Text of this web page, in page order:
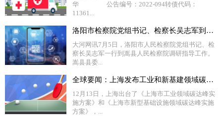
华 公告编号：2022-094转债代码：
11361...
洛阳市检察院党组书记、检察长吴志军到嵩县检察院调研指导工作 焦点滚动
大河网讯7月5日，洛阳市人民检察院党组书记、检
察长吴志军一行到嵩县人民检察院调研指导工作。
嵩县县委...
全球要闻：上海发布工业和新基建领域碳达峰实施方案 实施节能降碳“百一”行动 力争平均年节约1%用能量
12月13日，上海出台了《上海市工业领域碳达峰实
施方案》和《上海市新型基础设施领域碳达峰实施
方案》，...